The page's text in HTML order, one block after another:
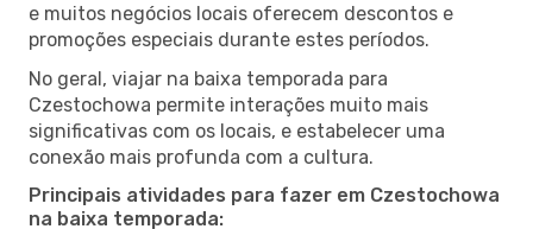
e muitos negócios locais oferecem descontos e
promoções especiais durante estes períodos.
No geral, viajar na baixa temporada para
Czestochowa permite interações muito mais
significativas com os locais, e estabelecer uma
conexão mais profunda com a cultura.
Principais atividades para fazer em Czestochowa
na baixa temporada: